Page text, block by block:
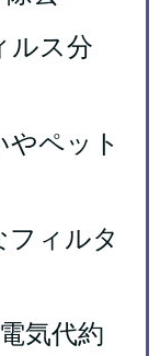
ルス分
やペット
フィルタ
気代約